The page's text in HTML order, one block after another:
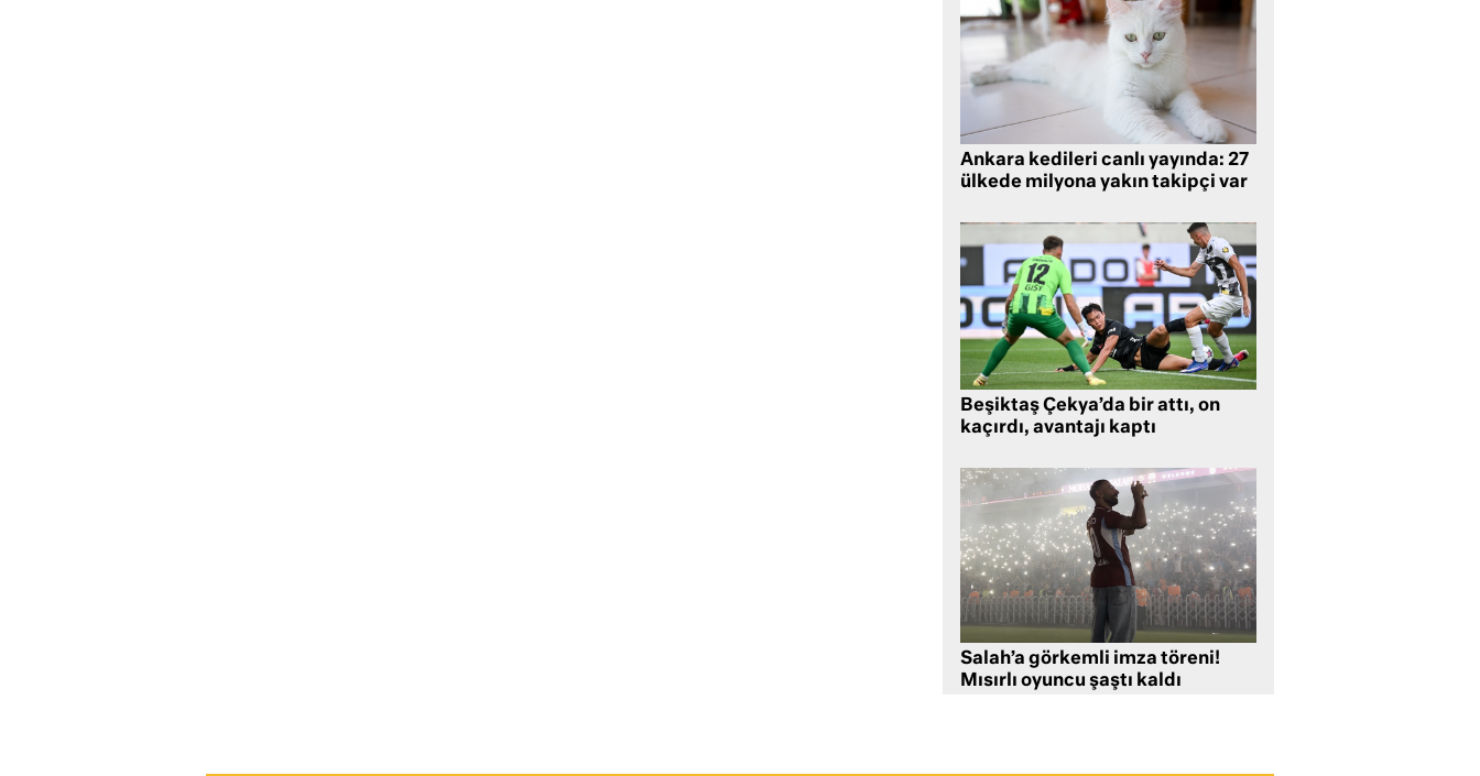
Ankara kedileri canlı yayında: 27
ülkede milyona yakın takipçi var
Beşiktaş Çekya’da bir attı, on
kaçırdı, avantajı kaptı
Salah’a görkemli imza töreni!
Mısırlı oyuncu şaştı kaldı